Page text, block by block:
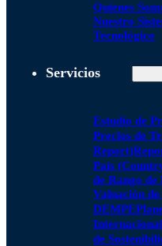
Quienes
Nuestro
Tecnológico
Servicios
Estudio de
Precios de
Report)
País
de Rango de
Valuación
DEMPE
Internacional
de